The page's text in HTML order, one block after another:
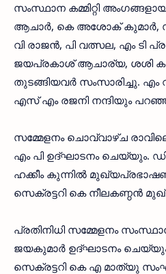
സംസ്ഥാന കമ്മിറ്റി
ആചാര്‍, കെ അശോക്
വി രാജന്‍, പി വത്സല, എം ടി
ജയപ്രകാശ് ആചാര്യ, ശശി
തുടങ്ങിയവര്‍ സംസാരിച്ചു. എം
എസ് എം രജനി നന്ദിയും
സമ്മേളനം ചൊവ്വാഴ്ച
എം പി ഉദ്ഘാടനം ചെയ്യും.
ഹക്കീം കുന്നില്‍
സെക്രട്ടറി കെ നീലകണ്ഠന്‍
പ്രതിനിധി സമ്മേളനം
ജയകുമാര്‍ ഉദ്ഘാടനം
സെക്രട്ടറി കെ എ മാത്യു